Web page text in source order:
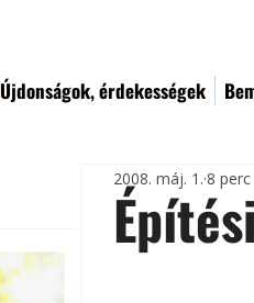
Újdonságok, érdekességek
2008. máj. 1. 8